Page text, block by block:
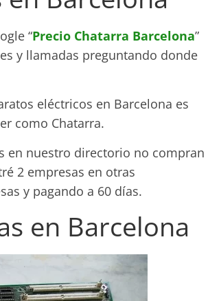
“Precio Chatarra Barcelona”
y llamadas preguntando donde
eléctricos en Barcelona es
como Chatarra.
en nuestro directorio no compran
2 empresas en otras
y pagando a 60 días.
en Barcelona